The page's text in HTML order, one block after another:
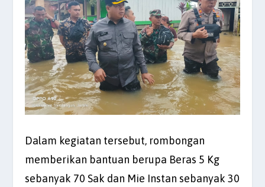
Dalam kegiatan tersebut, rombongan
memberikan bantuan berupa Beras 5 Kg
sebanyak 70 Sak dan Mie Instan sebanyak 30